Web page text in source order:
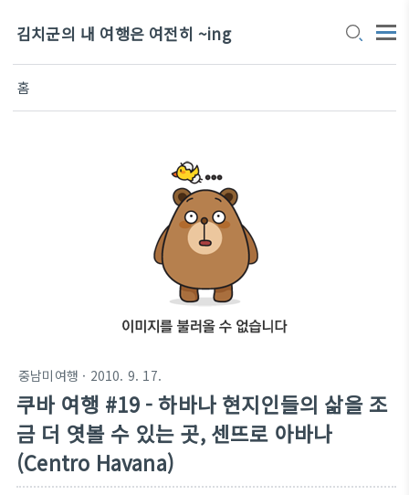
김치군의 내 여행은 여전히 ~ing
홈
중남미여행 · 2010. 9. 17.
쿠바 여행 #19 - 하바나 현지인들의 삶을 조
금 더 엿볼 수 있는 곳, 센뜨로 아바나
(Centro Havana)